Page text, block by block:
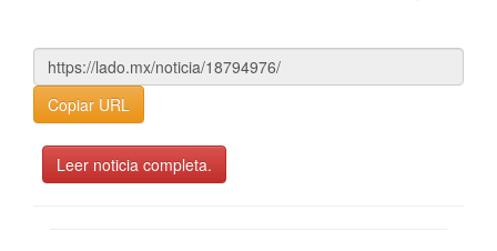
Copiar URL
Leer noticia completa.